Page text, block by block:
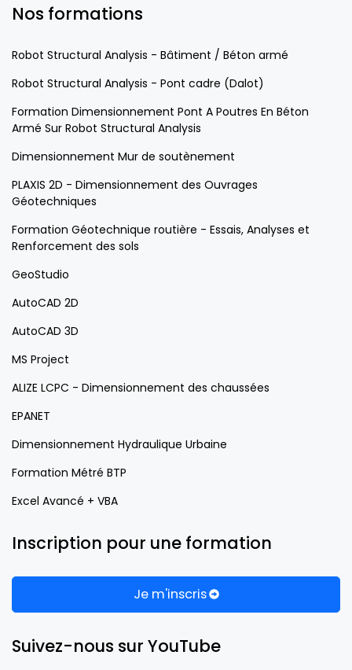
Nos formations
Robot Structural Analysis - Bâtiment / Béton armé
Robot Structural Analysis - Pont cadre (Dalot)
Formation Dimensionnement Pont A Poutres En Béton
Armé Sur Robot Structural Analysis
Dimensionnement Mur de soutènement
PLAXIS 2D - Dimensionnement des Ouvrages
Géotechniques
Formation Géotechnique routière - Essais, Analyses et
Renforcement des sols
GeoStudio
AutoCAD 2D
AutoCAD 3D
MS Project
ALIZE LCPC - Dimensionnement des chaussées
EPANET
Dimensionnement Hydraulique Urbaine
Formation Métré BTP
Excel Avancé + VBA
Inscription pour une formation
Je m'inscris
Suivez-nous sur YouTube